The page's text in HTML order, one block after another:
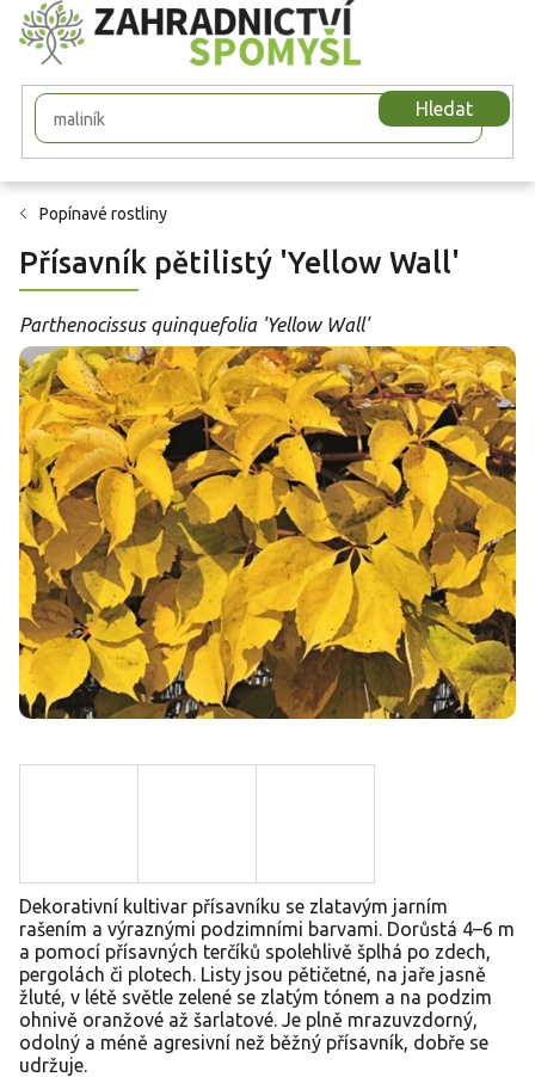
Přejít
na
obsah
Hledat
Popínavé rostliny
Přísavník pětilistý 'Yellow Wall'
Parthenocissus quinquefolia 'Yellow Wall'
Dekorativní kultivar přísavníku se zlatavým jarním
rašením a výraznými podzimními barvami. Dorůstá 4–6 m
a pomocí přísavných terčíků spolehlivě šplhá po zdech,
pergolách či plotech. Listy jsou pětičetné, na jaře jasně
žluté, v létě světle zelené se zlatým tónem a na podzim
ohnivě oranžové až šarlatové. Je plně mrazuvzdorný,
odolný a méně agresivní než běžný přísavník, dobře se
udržuje.